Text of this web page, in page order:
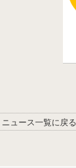
ニュース一覧に戻る